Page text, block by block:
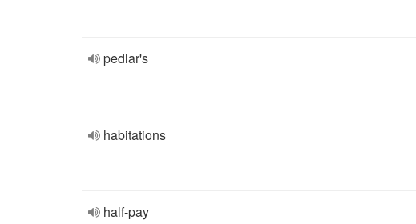
pedlar's
habitations
half-pay